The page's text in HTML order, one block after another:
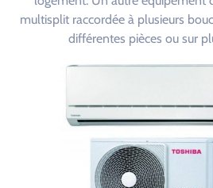
multisplit raccordée à plusieurs
différentes pièces ou sur